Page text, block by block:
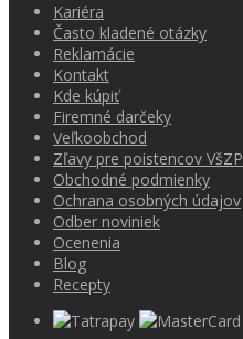
Kariéra
Často kladené otázky
Reklamácie
Kontakt
Kde kúpiť
Firemné darčeky
Veľkoobchod
Zľavy pre poistencov VšZP
Obchodné podmienky
Ochrana osobných údajov
Odber noviniek
Ocenenia
Blog
Recepty